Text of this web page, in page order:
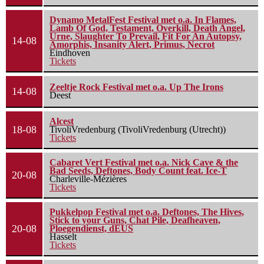
14-08
Dynamo MetalFest Festival met o.a. In Flames,
Lamb Of God, Testament, Overkill, Death Angel,
Urne, Slaughter To Prevail, Fit For An Autopsy,
Amorphis, Insanity Alert, Primus, Necrot
Eindhoven
Tickets
14-08
Zeeltje Rock Festival met o.a. Up The Irons
Deest
18-08
Alcest
TivoliVredenburg (TivoliVredenburg (Utrecht))
Tickets
20-08
Cabaret Vert Festival met o.a. Nick Cave & the
Bad Seeds, Deftones, Body Count feat. Ice-T
Charleville-Mézières
Tickets
20-08
Pukkelpop Festival met o.a. Deftones, The Hives,
Stick to your Guns, Chat Pile, Deafheaven,
Ploegendienst, dEUS
Hasselt
Tickets